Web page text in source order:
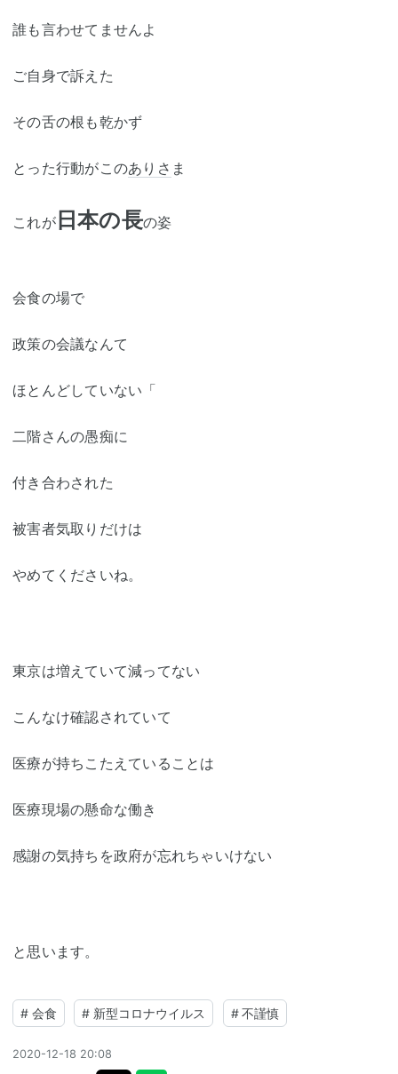
誰も言わせてませんよ
ご自身で訴えた
その舌の根も乾かず
とった行動がこのありさ ま
これが日本の長の姿
会食の場で
政策の会議なんて
ほとんどしていない「
二階さんの愚痴に
付き合わされた
被害者気取りだけは
やめてくださいね。
東京は増えていて減ってない
こんなけ確認されていて
医療が持ちこたえていることは
医療現場の懸命な働き
感謝の気持ちを政府が忘れちゃいけない
と思います。
# 会食 # 新型コロナウイルス # 不謹慎
2020-12-18 20:08